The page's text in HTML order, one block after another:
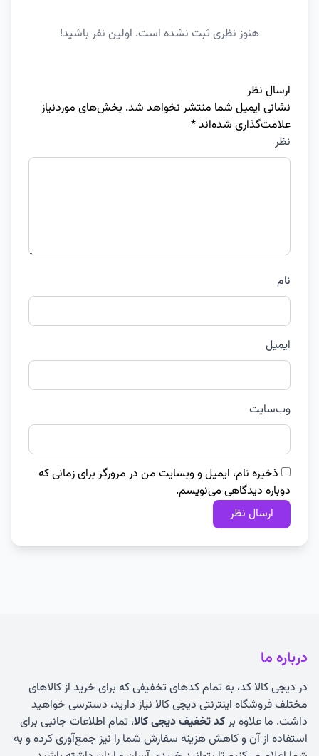
هنوز نظری ثبت نشده است. اولین نفر باشید!
ارسال نظر
نشانی ایمیل شما منتشر نخواهد شد. بخش‌های موردنیاز
علامت‌گذاری شده‌اند*
نظر
نام
ایمیل
وب‌سایت
ذخیره نام، ایمیل و وبسایت من در مرورگر برای زمانی که
دوباره دیدگاهی می‌نویسم.
درباره ما
در دیجی کالا کد، به تمام کدهای تخفیفی که برای خرید از کالاهای
مختلف فروشگاه اینترنتی دیجی کالا نیاز دارید، دسترسی خواهید
داشت. ما علاوه برکد تخفیف دیجی کالا، تمام اطلاعات جانبی برای
استفاده از آن و کاهش هزینه سفارش شما را نیز جمع‌آوری کرده و به